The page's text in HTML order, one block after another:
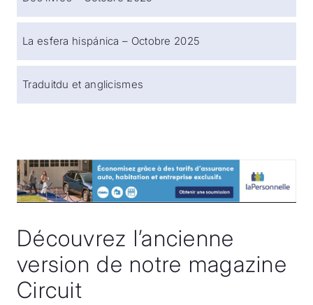
La esfera hispánica – Octobre 2025
Traduitdu et anglicismes
Découvrez l’ancienne
version de notre magazine
Circuit